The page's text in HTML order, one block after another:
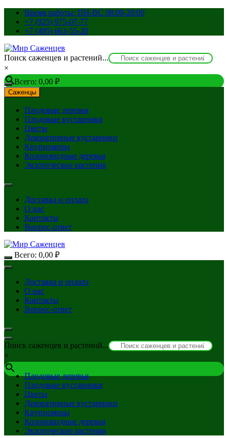
Перейти
содержимому
Время работы: ПН-ВС 08:00-20:00
+7 (925) 975-07-77
+7 (495) 663-55-20
Поиск саженцев и растений...
×
Всего: 0,00 ₽
Саженцы
Плодовые деревья
Плодовые кустарники
Цветы
Декоративные кустарники
Крупномеры
Колоновидные деревья
Экзотические растения
Доставка и оплата
О нас
Контакты
Вопрос-ответ
Всего: 0,00 ₽
Доставка и оплата
О нас
Контакты
Вопрос-ответ
Поиск саженцев и растений...
×
Плодовые деревья
Плодовые кустарники
Цветы
Декоративные кустарники
Крупномеры
Колоновидные деревья
Экзотические растения